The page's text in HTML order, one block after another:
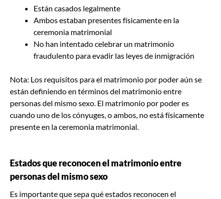
Están casados legalmente
Ambos estaban presentes físicamente en la
ceremonia matrimonial
No han intentado celebrar un matrimonio
fraudulento para evadir las leyes de inmigración
Nota: Los requisitos para el matrimonio por poder aún se
están definiendo en términos del matrimonio entre
personas del mismo sexo. El matrimonio por poder es
cuando uno de los cónyuges, o ambos, no está físicamente
presente en la ceremonia matrimonial.
Estados que reconocen el matrimonio entre
personas del mismo sexo
Es importante que sepa qué estados reconocen el